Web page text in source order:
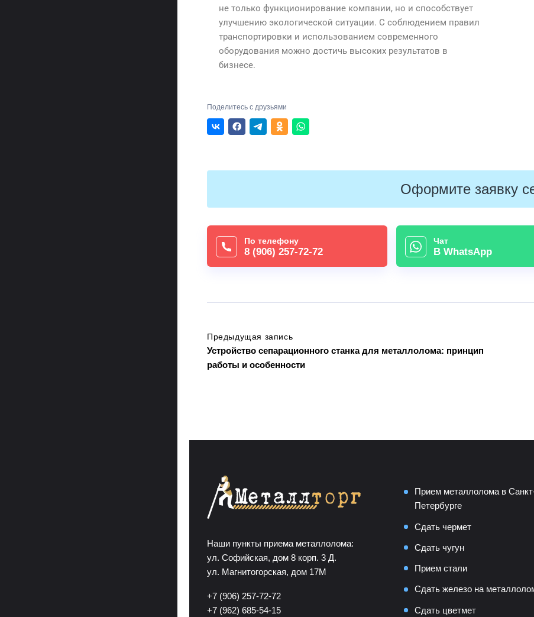
не только функционирование компании, но и способствует
улучшению экологической ситуации. С соблюдением правил
транспортировки и использованием современного
оборудования можно достичь высоких результатов в
бизнесе.
Поделитесь с друзьями
Оформите заявку
По телефону
8 (906) 257-72-72
Чат
В WhatsApp
Предыдущая запись
Устройство сепарационного станка для металлолома: принцип
работы и особенности
Наши пункты приема металлолома:
ул. Софийская, дом 8 корп. 3 Д.
ул. Магнитогорская, дом 17М
+7 (906) 257-72-72
+7 (962) 685-54-15
Прием металлолома в
Петербурге
Сдать чермет
Сдать чугун
Прием стали
Сдать железо на
Сдать цветмет